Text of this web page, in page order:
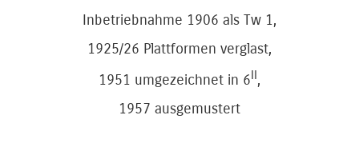
Inbetriebnahme 1906 als Tw 1,
1925/26 Plattformen verglast,
1951 umgezeichnet in 6II,
1957 ausgemustert